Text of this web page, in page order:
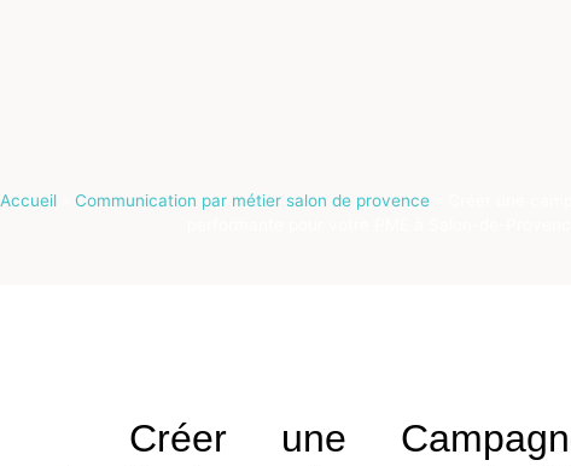
Accueil» Communication par métier salon de provence»
Créer une